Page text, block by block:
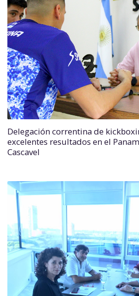
Delegación correntina de
excelentes resultados en el
Cascavel